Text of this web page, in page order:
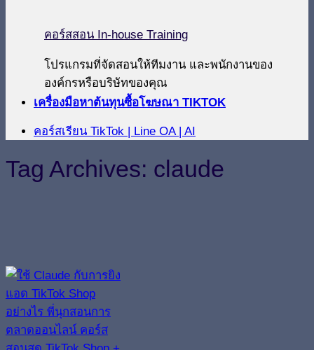
คอร์สสอน In-house Training
โปรแกรมที่จัดสอนให้ทีมงาน และพนักงานของ
องค์กรหรือบริษัทของคุณ
เครื่องมือหาต้นทุนซื้อโฆษณา TIKTOK
คอร์สเรียน TikTok | Line OA | AI
Tag Archives: claude